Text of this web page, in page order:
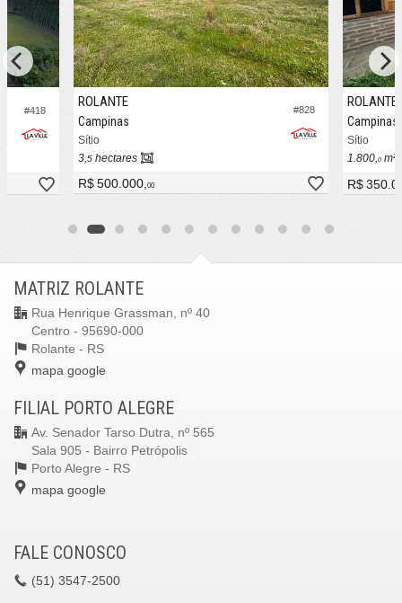
#418 #828
ROLANTE
Campinas
Sítio
3,5hectares
R$ 500.000, 00
ROLANTE
Campinas
Sítio
1.800,0m²
R$
MATRIZ ROLANTE
Rua Henrique Grassman, nº 40
Centro - 95690-000
Rolante - RS
mapa google
FILIAL PORTO ALEGRE
Av. Senador Tarso Dutra, nº 565
Sala 905 - Bairro Petrópolis
Porto Alegre - RS
mapa google
FALE CONOSCO
(51) 3547-2500